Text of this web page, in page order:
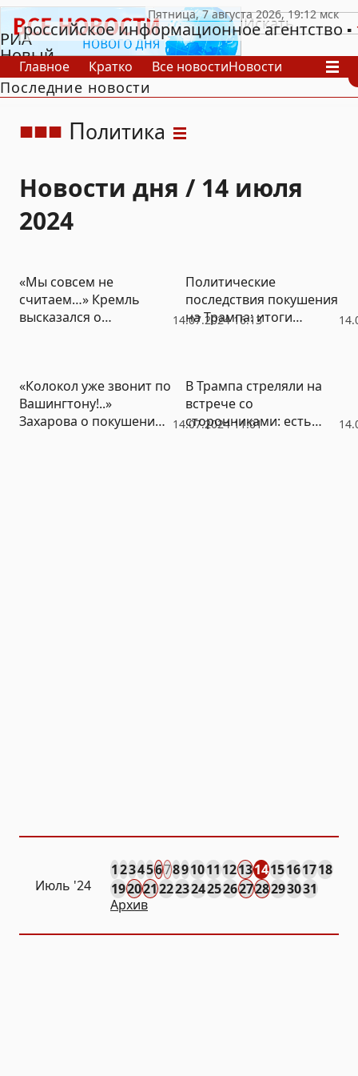
РИА
Новый
День
российское информационное агентство
Главное Кратко Все новостиНовости
В России
В мире
Последние новости
Политика
Новости дня / 14 июля
2024
14.07.2024 16:13
«Мы совсем не
считаем…» Кремль
высказался о
Политические
последствия покушения
на Трампа: итоги
14.07.2024 11:01
«Колокол уже звонит по
Вашингтону!..»
Захарова о покушении
В Трампа стреляли на
встрече со
сторонниками: есть
Июль '24
123456789101112131415161718
19202122232425262728293031
Архив